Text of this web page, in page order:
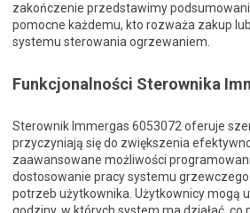
zakończenie przedstawimy
pomocne każdemu, kto rozważa zakup
systemu sterowania ogrzewaniem.
Funkcjonalności Sterownika
Sterownik Immergas 6053072 oferuje
przyczyniają się do zwiększenia
zaawansowane możliwości
dostosowanie pracy systemu
potrzeb użytkownika. Użytkownicy mogą